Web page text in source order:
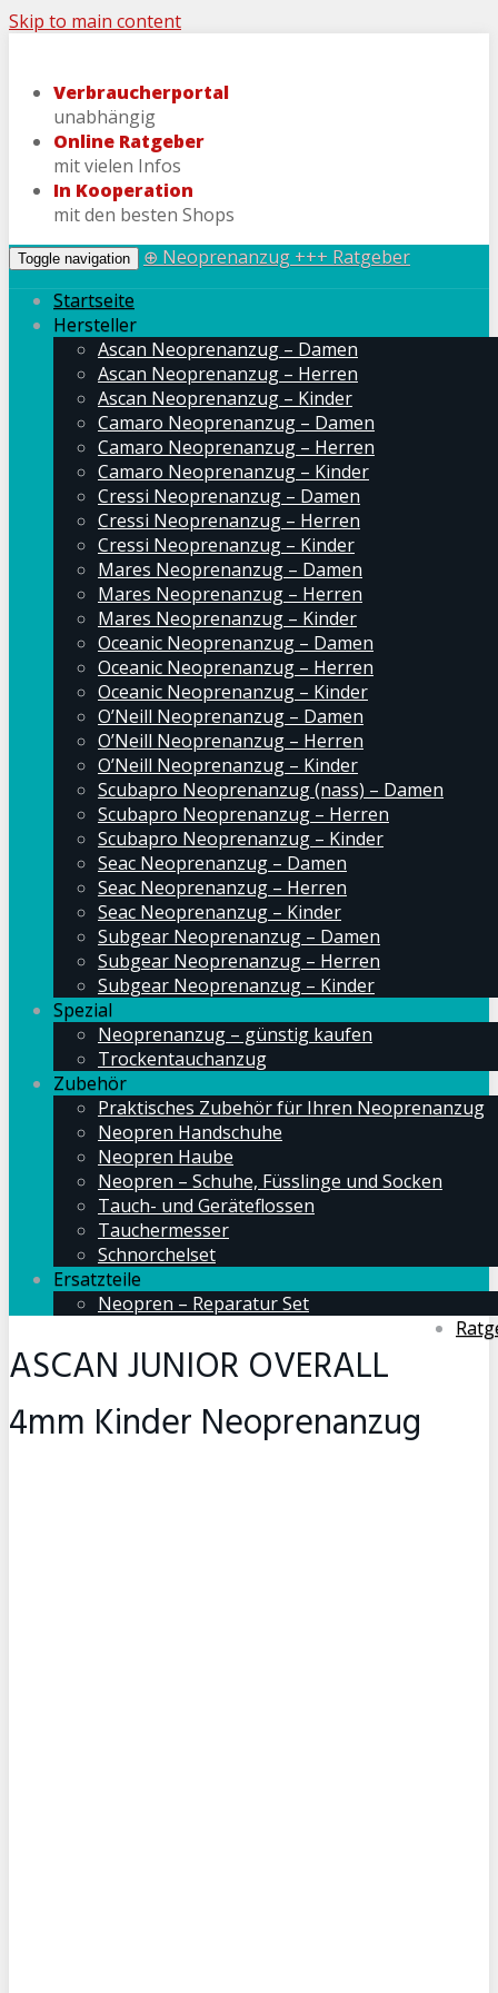
Skip to main content
Verbraucherportal
unabhängig
Online Ratgeber
mit vielen Infos
In Kooperation
mit den besten Shops
Toggle navigation
⊕ Neoprenanzug +++ Ratgeber
Startseite
Hersteller
Ascan Neoprenanzug – Damen
Ascan Neoprenanzug – Herren
Ascan Neoprenanzug – Kinder
Camaro Neoprenanzug – Damen
Camaro Neoprenanzug – Herren
Camaro Neoprenanzug – Kinder
Cressi Neoprenanzug – Damen
Cressi Neoprenanzug – Herren
Cressi Neoprenanzug – Kinder
Mares Neoprenanzug – Damen
Mares Neoprenanzug – Herren
Mares Neoprenanzug – Kinder
Oceanic Neoprenanzug – Damen
Oceanic Neoprenanzug – Herren
Oceanic Neoprenanzug – Kinder
O’Neill Neoprenanzug – Damen
O’Neill Neoprenanzug – Herren
O’Neill Neoprenanzug – Kinder
Scubapro Neoprenanzug (nass) – Damen
Scubapro Neoprenanzug – Herren
Scubapro Neoprenanzug – Kinder
Seac Neoprenanzug – Damen
Seac Neoprenanzug – Herren
Seac Neoprenanzug – Kinder
Subgear Neoprenanzug – Damen
Subgear Neoprenanzug – Herren
Subgear Neoprenanzug – Kinder
Spezial
Neoprenanzug – günstig kaufen
Trockentauchanzug
Zubehör
Praktisches Zubehör für Ihren Neoprenanzug
Neopren Handschuhe
Neopren Haube
Neopren – Schuhe, Füsslinge und Socken
Tauch- und Geräteflossen
Tauchermesser
Schnorchelset
Ersatzteile
Neopren – Reparatur Set
ASCAN JUNIOR OVERALL
4mm Kinder Neoprenanzug